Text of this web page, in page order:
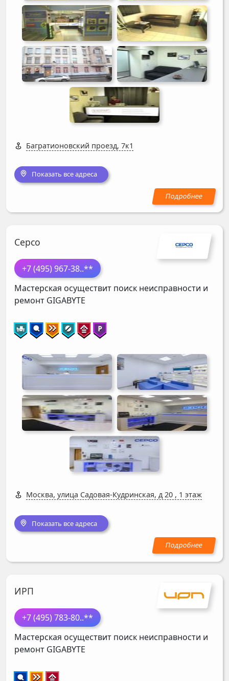
Багратионовский проезд, 7к1
Показать все адреса
Серсо
+7 (495) 967-38..**
Мастерская осуществит поиск неисправности и
ремонт GIGABYTE
Москва, улица Садовая-Кудринская, д 20 , 1 этаж
Показать все адреса
ИРП
+7 (495) 783-80..**
Мастерская осуществит поиск неисправности и
ремонт GIGABYTE